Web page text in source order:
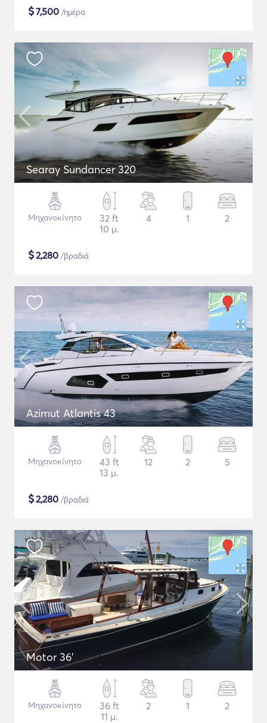
$7,500 /ημέρα
Searay Sundancer 320
Μηχανοκίνητο
32 ft
10 μ.
4 1 2
$2,280 /βραδιά
Azimut Atlantis 43
Μηχανοκίνητο
43 ft
13 μ.
12 2 5
$2,280 /βραδιά
Motor 36'
Μηχανοκίνητο
36 ft
11 μ.
2 1 2